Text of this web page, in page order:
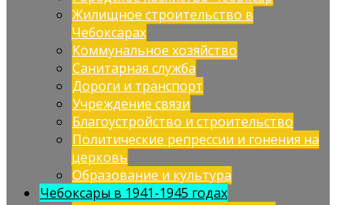
Жилищное строительство в
Чебоксарах
Коммунальное хозяйство
Санитарная служба
Дороги и транспорт
Учреждение связи
Благоустройство и строительство
Политические репрессии и гонения на
церковь
Образование и культура
Чебоксары в 1941-1945 годах